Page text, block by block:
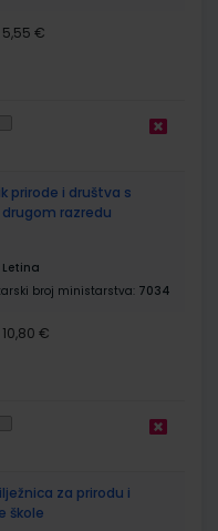
5,55 €
prirode i društva s
razredu
broj ministarstva: 7034
10,80 €
za prirodu i
škole